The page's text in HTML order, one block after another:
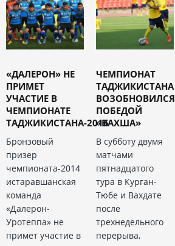
«ДАЛЕРОН» НЕ
ПРИМЕТ
УЧАСТИЕ В
ЧЕМПИОНАТЕ
ТАДЖИКИСТАНА-2016
Бронзовый
призер
чемпионата-2014
истаравшанская
команда
«Далерон-
Уротеппа» не
примет участие в
ЧЕМПИОНАТ
ТАДЖИКИСТАНА
ВОЗОБНОВИЛСЯ
ПОБЕДОЙ
«ВАХША»
В субботу двумя
матчами
пятнадцатого
тура в Курган-
Тюбе и Вахдате
после
трехнедельного
перерыва,